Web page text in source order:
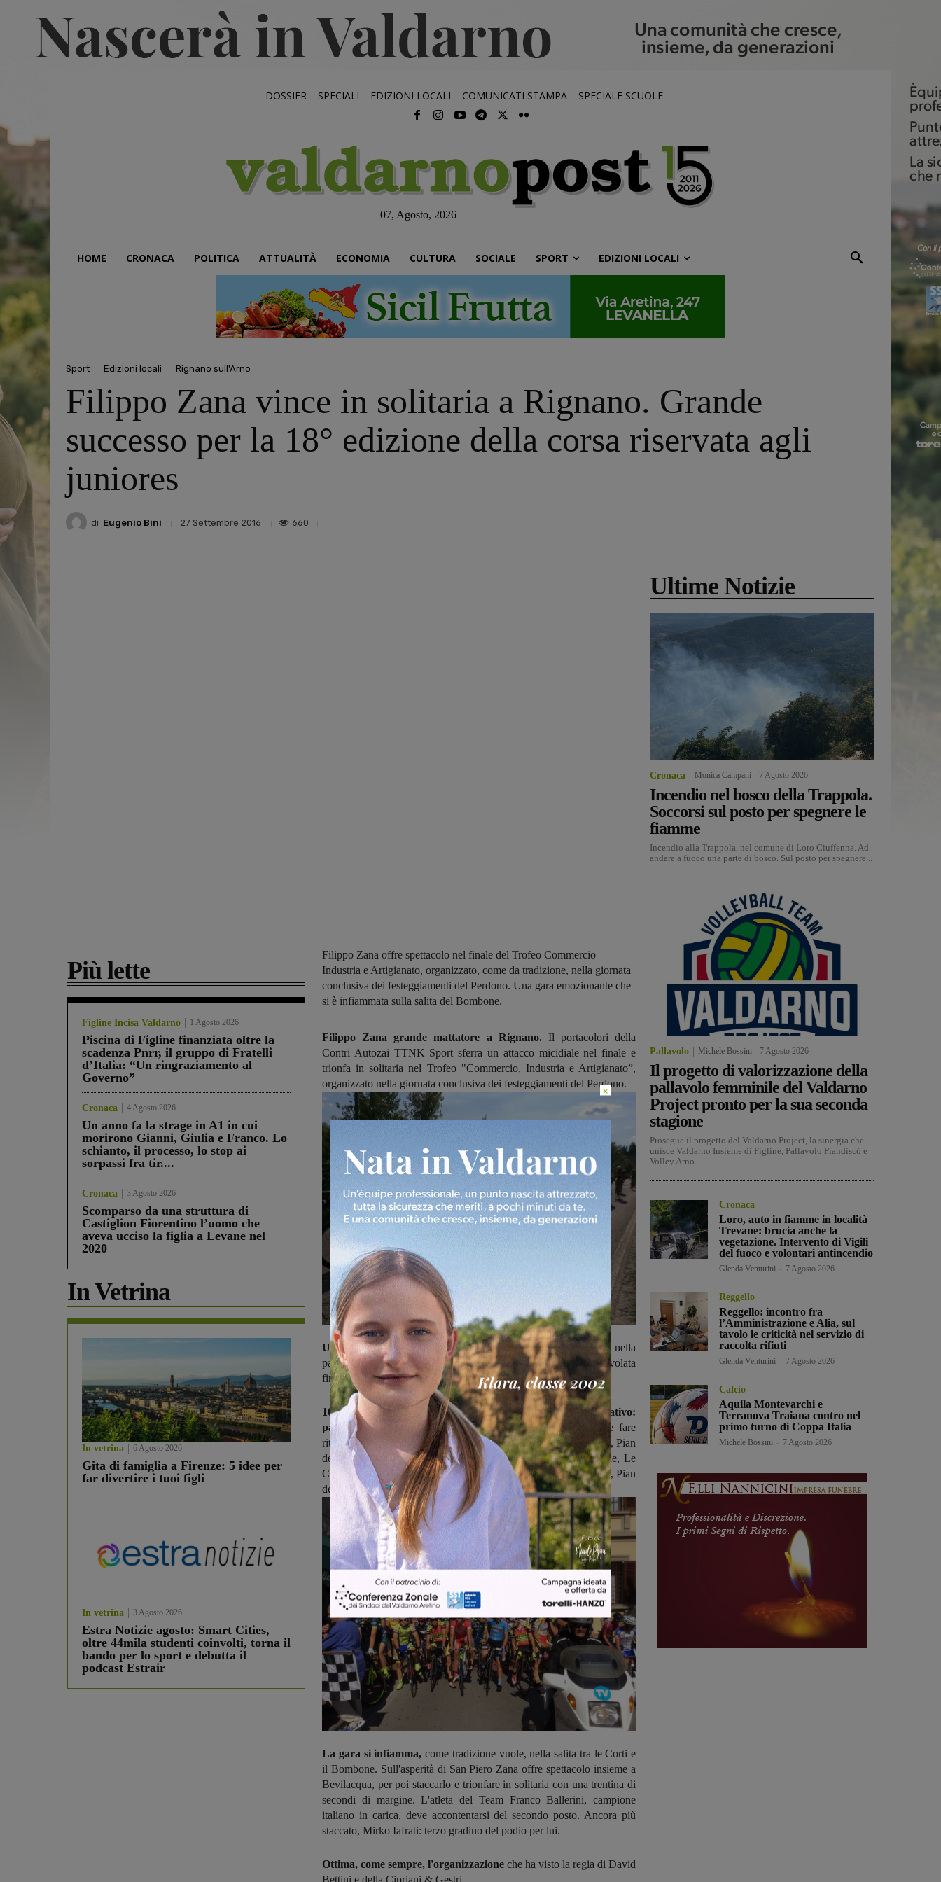
DOSSIER SPECIALI EDIZIONI LOCALI COMUNICATI STAMPA SPECIALE SCUOLE
07, Agosto, 2026
HOME CRONACA POLITICA ATTUALITÀ ECONOMIA CULTURA SOCIALE SPORT EDIZIONI LOCALI
Sport Edizioni locali Rignano sull'Arno
Filippo Zana vince in solitaria a Rignano. Grande
successo per la 18° edizione della corsa riservata agli
juniores
di Eugenio Bini 27 Settembre 2016 660
Più lette
Figline Incisa Valdarno 1 Agosto 2026
Piscina di Figline finanziata oltre la
scadenza Pnrr, il gruppo di Fratelli
d’Italia: “Un ringraziamento al
Governo”
Cronaca 4 Agosto 2026
Un anno fa la strage in A1 in cui
morirono Gianni, Giulia e Franco. Lo
schianto, il processo, lo stop ai
sorpassi fra tir....
Cronaca 3 Agosto 2026
Scomparso da una struttura di
Castiglion Fiorentino l’uomo che
aveva ucciso la figlia a Levane nel
2020
In Vetrina
In vetrina 6 Agosto 2026
Gita di famiglia a Firenze: 5 idee per
far divertire i tuoi figli
In vetrina 3 Agosto 2026
Estra Notizie agosto: Smart Cities,
oltre 44mila studenti coinvolti, torna il
bando per lo sport e debutta il
podcast Estrair
Filippo Zana offre spettacolo nel finale del Trofeo Commercio
Industria e Artigianato, organizzato, come da tradizione, nella giornata
conclusiva dei festeggiamenti del Perdono. Una gara emozionante che
si è infiammata sulla salita del Bombone.
Filippo Zana grande mattatore a Rignano.Il portacolori della
Contri Autozai TTNK Sport sferra un attacco micidiale nel finale e
trionfa in solitaria nel Trofeo "Commercio, Industria e Artigianato”,
organizzato nella giornata conclusiva dei festeggiamenti del Perdono.
Una 18esima edizione emozionantecon Filippo Zana che, nella
parte finale, ha staccato Mattia Bevilacqua ed evitato così la volata
finale .
105 i chilometri in programma e un percorso impegnativo:
partenza a Rignano perpoi dirigersi verso San Clemente e fare
ritorno verso Rignano, quindi dieci giri del circuito Ponte Nuovo, Pian
dell’Isola e ancora Rignano, prima del tratto finale tra Bombone, Le
Corti, Il Fossato, Bivio Chiusirli, Troghi, Cellai, Le Valli, Salceto, Pian
dell’Isola, Torre dell’Isola fino all’arrivo nel centro di Rignano.
La gara si infiamma, come tradizione vuole, nella salita tra le Corti e
il Bombone. Sull'asperità di San Piero Zana offre spettacolo insieme a
Bevilacqua, per poi staccarlo e trionfare in solitaria con una trentina di
secondi di margine. L'atleta del Team Franco Ballerini, campione
italiano in carica, deve accontentarsi del secondo posto. Ancora più
staccato, Mirko Iafrati: terzo gradino del podio per lui.
Ottima, come sempre, l'organizzazione che ha visto la regia di David
Bettini e della Cipriani & Gestri
Ultime Notizie
Cronaca Monica Campani 7 Agosto 2026
Incendio nel bosco della Trappola.
Soccorsi sul posto per spegnere le
fiamme
Incendio alla Trappola, nel comune di Loro Ciuffenna. Ad
andare a fuoco una parte di bosco. Sul posto per spegnere...
Pallavolo Michele Bossini 7 Agosto 2026
Il progetto di valorizzazione della
pallavolo femminile del Valdarno
Project pronto per la sua seconda
stagione
Prosegue il progetto del Valdarno Project, la sinergia che
unisce Valdarno Insieme di Figline, Pallavolo Piandiscò e
Volley Arno...
Cronaca
Loro, auto in fiamme in località
Trevane: brucia anche la
vegetazione. Intervento di Vigili
del fuoco e volontari antincendio
Glenda Venturini 7 Agosto 2026
Reggello
Reggello: incontro fra
l’Amministrazione e Alia, sul
tavolo le criticità nel servizio di
raccolta rifiuti
Glenda Venturini 7 Agosto 2026
Calcio
Aquila Montevarchi e
Terranova Traiana contro nel
primo turno di Coppa Italia
Michele Bossini 7 Agosto 2026
×